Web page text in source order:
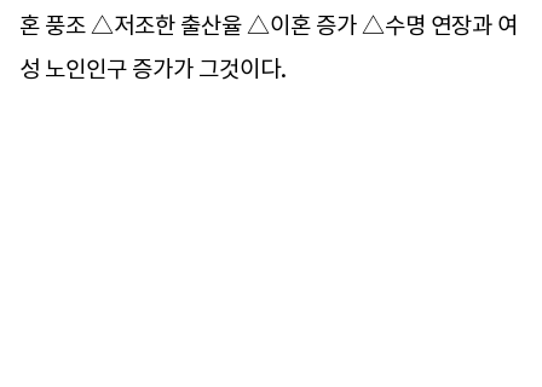
혼 풍조 △저조한 출산율 △이혼 증가 △수명 연장과 여
성 노인인구 증가가 그것이다.